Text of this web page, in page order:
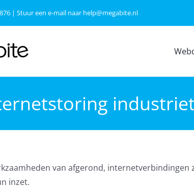
| Stuur een e-mail naar help@megabite.nl
van afgerond, internetverbindingen
inzet.